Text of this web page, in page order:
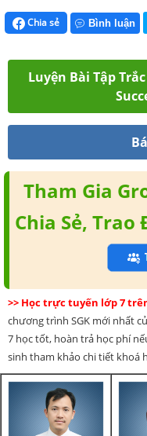
Chia sẻ Bình luận
Luyện Bài Tập
Tham Gia
Chia Sẻ,
>> Học trực tuyến lớp 7
chương trình SGK mới nhất
7 học tốt, hoàn trả học phí
sinh tham khảo chi tiết khoá